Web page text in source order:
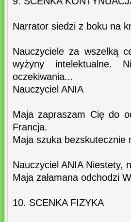
Narrator siedzi z boku na
Nauczyciele za wszelką
wyżyny intelektualne.
oczekiwania...
Nauczyciel ANIA
Maja zapraszam Cię do
Francja.
Maja szuka bezskutecznie
Nauczyciel ANIA Niestety,
Maja załamana odchodzi
10. SCENKA FIZYKA